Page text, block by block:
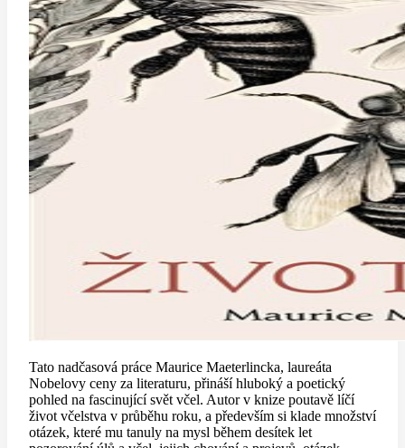
Tato nadčasová práce Maurice Maeterlincka, laureáta
Nobelovy ceny za literaturu, přináší hluboký a poetický
pohled na fascinující svět včel. Autor v knize poutavě líčí
život včelstva v průběhu roku, a především si klade množství
otázek, které mu tanuly na mysl během desítek let